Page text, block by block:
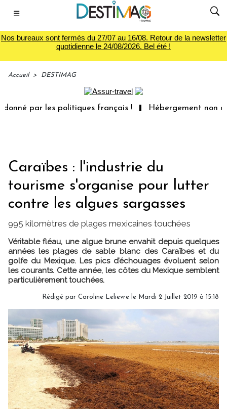
☰
Nos bureaux sont fermés du 27/07 au 16/08. Retour de la newsletter
quotidienne le 24/08/2026. Bel été !
Accueil > DESTIMAG
par les politiques français ! Hébergement non
Caraïbes : l'industrie du
tourisme s'organise pour lutter
contre les algues sargasses
995 kilomètres de plages mexicaines touchées
Véritable fléau, une algue brune envahit depuis quelques
années les plages de sable blanc des Caraïbes et du
golfe du Mexique. Les pics d’échouages évoluent selon
les courants. Cette année, les côtes du Mexique semblent
particulièrement touchées.
Rédigé par Caroline Lelievre le Mardi 2 Juillet 2019 à 15:18